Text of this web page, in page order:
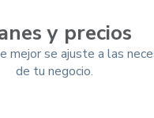
y precios
mejor se ajuste a las
de tu negocio.